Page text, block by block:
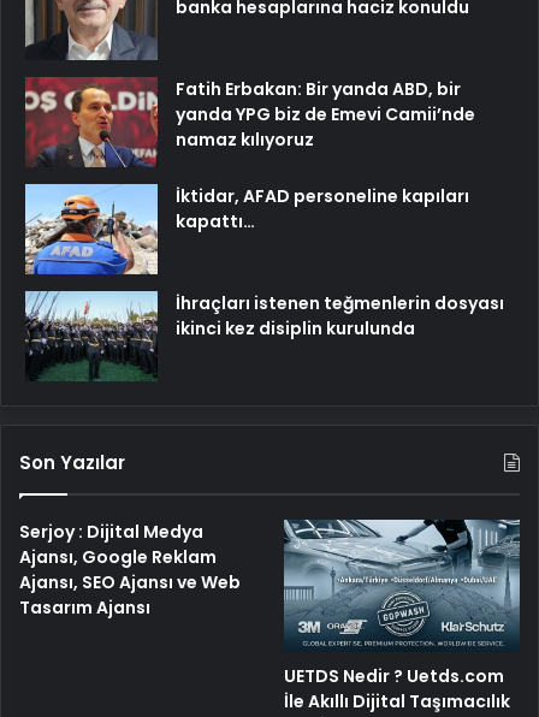
banka hesaplarına haciz konuldu
Fatih Erbakan: Bir yanda ABD, bir
yanda YPG biz de Emevi Camii’nde
namaz kılıyoruz
İktidar, AFAD personeline kapıları
kapattı…
İhraçları istenen teğmenlerin dosyası
ikinci kez disiplin kurulunda
Son Yazılar
Serjoy : Dijital Medya
Ajansı, Google Reklam
Ajansı, SEO Ajansı ve Web
Tasarım Ajansı
UETDS Nedir ? Uetds.com
İle Akıllı Dijital Taşımacılık